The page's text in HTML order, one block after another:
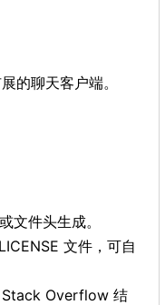
的聊天客户端。
文件头生成。
文件，可自
Stack Overflow 结